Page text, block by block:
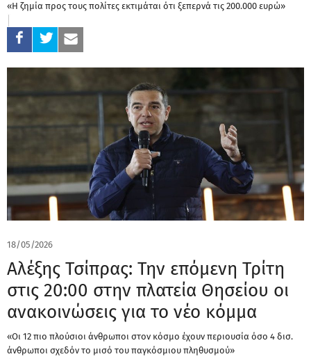
«H ζημία προς τους πολίτες εκτιμάται ότι ξεπερνά τις 200.000 ευρώ»
18/05/2026
Αλέξης Τσίπρας: Την επόμενη Τρίτη
στις 20:00 στην πλατεία Θησείου οι
ανακοινώσεις για το νέο κόμμα
«Οι 12 πιο πλούσιοι άνθρωποι στον κόσμο έχουν περιουσία όσο 4 δισ.
άνθρωποι σχεδόν το μισό του παγκόσμιου πληθυσμού»